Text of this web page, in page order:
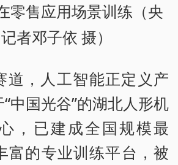
零售应用场景训练（央
者邓子依 摄）
道，人工智能正定义产
中国光谷”的湖北人形机
，已建成全国规模最
富的专业训练平台，被